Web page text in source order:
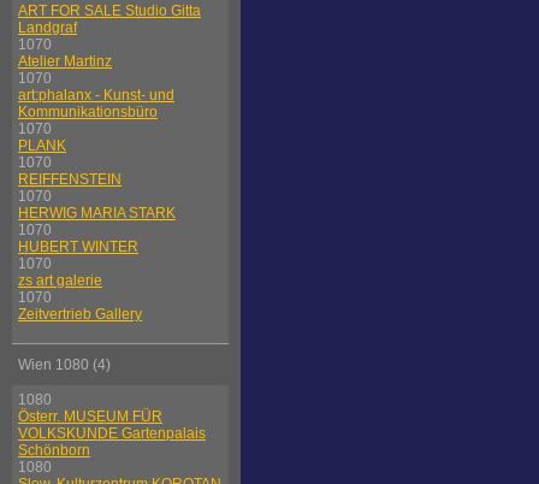
ART FOR SALE Studio Gitta
Landgraf
1070
Atelier Martinz
1070
art:phalanx - Kunst- und
Kommunikationsbüro
1070
PLANK
1070
REIFFENSTEIN
1070
HERWIG MARIA STARK
1070
HUBERT WINTER
1070
zs art galerie
1070
Zeitvertrieb Gallery
Wien 1080 (4)
1080
Österr. MUSEUM FÜR
VOLKSKUNDE Gartenpalais
Schönborn
1080